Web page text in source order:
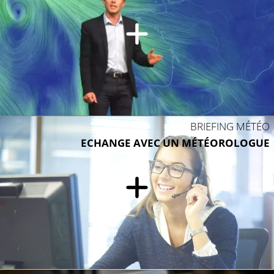
BRIEFING MÉTÉO
ECHANGE AVEC UN MÉTÉOROLOGUE